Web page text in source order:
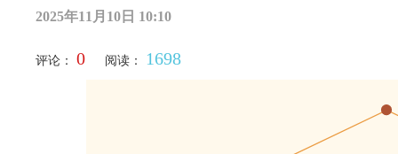
2025年11月10日 10:10
评论： 0 阅读： 1698